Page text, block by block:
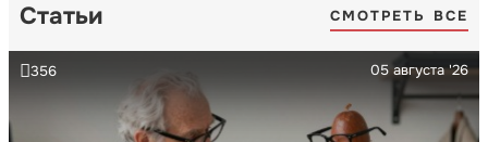
Статьи СМОТРЕТЬ ВСЕ
05 августа '26
356